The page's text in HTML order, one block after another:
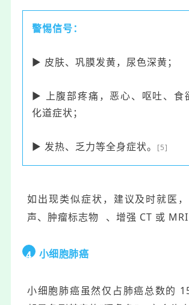
警惕信号：
▶ 皮肤、巩膜发黄，尿色深黄；
▶ 上腹部疼痛，恶心、呕吐、食
化道症状；
▶ 发热、乏力等全身症状。 [5]
如出现类似症状，建议及时就医
声、 肿瘤标志物 、增强 CT 或 MRI
4 小细胞肺癌
小细胞肺癌虽然仅占肺癌总数的